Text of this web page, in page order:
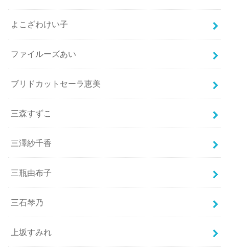
よこざわけい子
ファイルーズあい
ブリドカットセーラ恵美
三森すずこ
三澤紗千香
三瓶由布子
三石琴乃
上坂すみれ